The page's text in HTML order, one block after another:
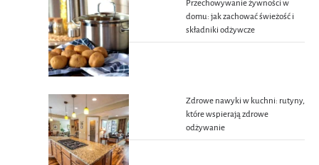
Przechowywanie żywności w
domu: jak zachować świeżość i
składniki odżywcze
Zdrowe nawyki w kuchni: rutyny,
które wspierają zdrowe
odżywanie